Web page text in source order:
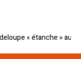
« étanche » au